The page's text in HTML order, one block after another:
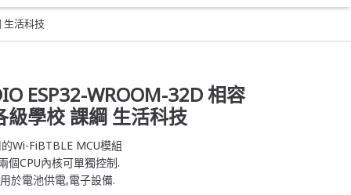
生活科技
ESP32-WROOM-32D 相容
學校 課綱 生活科技
Wi-FiBTBLE MCU模組
個CPU內核可單獨控制.
於電池供電,電子設備.